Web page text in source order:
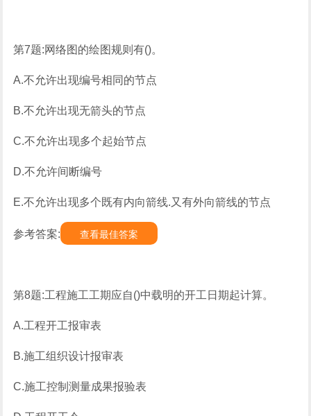
第7题:网络图的绘图规则有()。
A.不允许出现编号相同的节点
B.不允许出现无箭头的节点
C.不允许出现多个起始节点
D.不允许间断编号
E.不允许出现多个既有内向箭线.又有外向箭线的节点
参考答案: 查看最佳答案
第8题:工程施工工期应自()中载明的开工日期起计算。
A.工程开工报审表
B.施工组织设计报审表
C.施工控制测量成果报验表